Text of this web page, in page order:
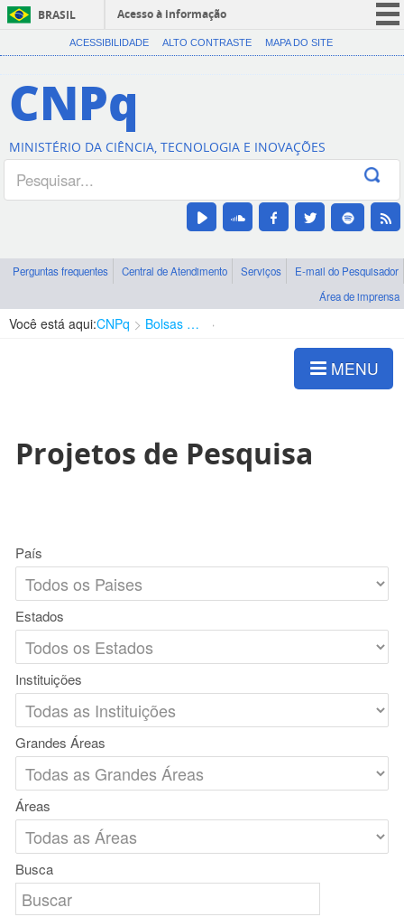
BRASIL
Acesso à informação
CORONAVÍRUS (COVID-19)
Canais
ACESSIBILIDADE ALTO CONTRASTE MAPA DO SITE
CNPq
MINISTÉRIO DA CIÊNCIA, TECNOLOGIA E INOVAÇÕES
Perguntas frequentes Central de Atendimento Serviços
E-mail do Pesquisador
Área de imprensa
Você está aqui:CNPq Bolsas e Auxílios Vigentes
MENU
Projetos de Pesquisa
País
Estados
Instituições
Grandes Áreas
Áreas
Busca